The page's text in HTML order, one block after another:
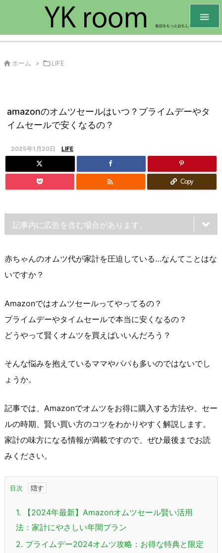

 ホーム > LIFE
amazonのオムツセールはいつ？プライムデーやタ
イムセールで安くなるの？
2025年1月20日 LIFE
 Copy
記事内に広告を含む場合があります。
赤ちゃんのオムツ代が家計を圧迫している…なんてことはな
いですか？
Amazonではオムツセールってやってるの？
プライムデーやタイムセールで本当に安くなるの？
どうやって賢くオムツを買えばいいんだろう？
そんな悩みを抱えているママやパパも多いのではないでし
ょうか。
記事では、Amazonでオムツをお得に購入する方法や、セー
ルの時期、賢い買い方のコツをわかりやすく解説します。
家計の味方になる情報が満載ですので、ぜひ最後までお読
みください。
目次
1. 【2024年最新】Amazonオムツセール賢い活用
法：家計にやさしい年間プラン
2. プライムデー2024オムツ攻略：お得な特典と限定